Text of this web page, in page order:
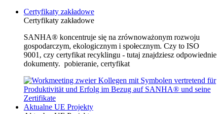
Certyfikaty zakładowe
Certyfikaty zakładowe
SANHA® koncentruje się na zrównoważonym rozwoju
gospodarczym, ekologicznym i społecznym. Czy to ISO
9001, czy certyfikat recyklingu - tutaj znajdziesz odpowiednie
dokumenty. pobieranie, certyfikat
Aktualne UE Projekty